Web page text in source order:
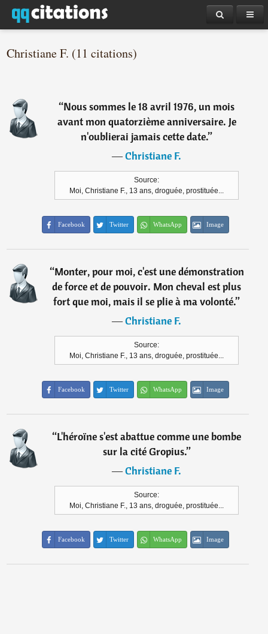
Christiane F. (11 citations)
“Nous sommes le 18 avril 1976, un mois
avant mon quatorzième anniversaire. Je
n'oublierai jamais cette date.”
―Christiane F.
Source:
Moi, Christiane F., 13 ans, droguée, prostituée...
Facebook Twitter WhatsApp Image
“Monter, pour moi, c'est une démonstration
de force et de pouvoir. Mon cheval est plus
fort que moi, mais il se plie à ma volonté.”
―Christiane F.
Source:
Moi, Christiane F., 13 ans, droguée, prostituée...
Facebook Twitter WhatsApp Image
“L'héroïne s'est abattue comme une bombe
sur la cité Gropius.”
―Christiane F.
Source:
Moi, Christiane F., 13 ans, droguée, prostituée...
Facebook Twitter WhatsApp Image